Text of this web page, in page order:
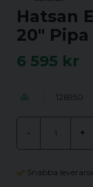
Hatsan
20" Pipa
6 595 kr
126950
- +
Snabba